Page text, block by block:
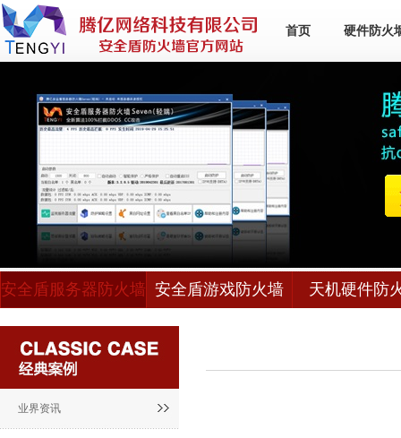
首页 硬件防火
安全盾服务器防火墙 安全盾游戏防火墙 天机硬件防
业界资讯